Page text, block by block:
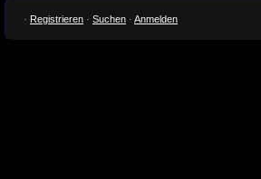
· Registrieren · Suchen · Anmelden